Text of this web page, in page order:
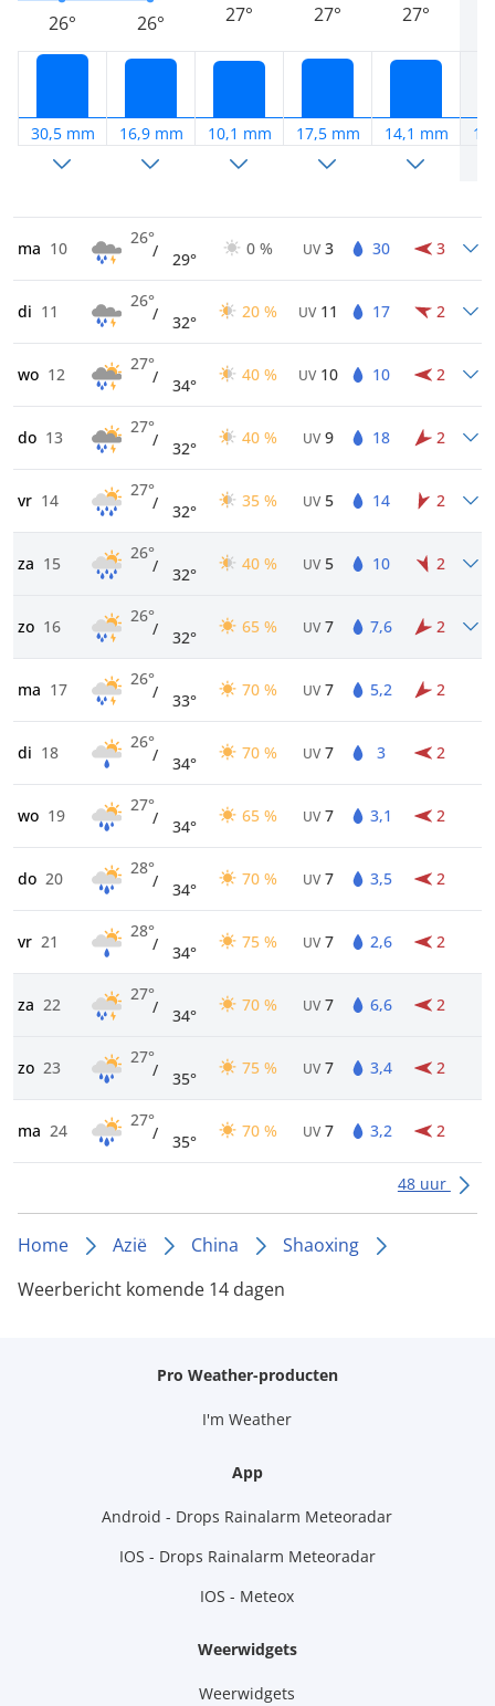
26°
30,5 mm
26°
16,9 mm
27°
10,1 mm
27°
17,5 mm
27°
14,1 mm
ma 10
26°
/ 29°
0 % UV 3 30 3
di 11
26°
/ 32°
20 % UV 11 17 2
wo 12
27°
/ 34°
40 % UV 10 10 2
do 13
27°
/ 32°
40 % UV 9 18 2
vr 14
27°
/ 32°
35 % UV 5 14 2
za 15
26°
/ 32°
40 % UV 5 10 2
zo 16
26°
/ 32°
65 % UV 7 7,6 2
ma 17
26°
/ 33°
70 % UV 7 5,2 2
di 18
26°
/ 34°
70 % UV 7 3 2
wo 19
27°
/ 34°
65 % UV 7 3,1 2
do 20
28°
/ 34°
70 % UV 7 3,5 2
vr 21
28°
/ 34°
75 % UV 7 2,6 2
za 22
27°
/ 34°
70 % UV 7 6,6 2
zo 23
27°
/ 35°
75 % UV 7 3,4 2
ma 24
27°
/ 35°
70 % UV 7 3,2 2
48 uur
Home Azië China
Shaoxing
Weerbericht komende 14 dagen
Pro Weather-producten
I'm Weather
App
Android - Drops Rainalarm Meteoradar
IOS - Drops Rainalarm Meteoradar
IOS - Meteox
Weerwidgets
Weerwidgets